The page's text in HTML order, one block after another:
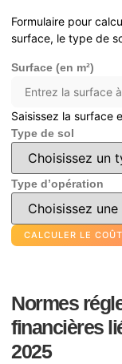
Formulaire pour
surface, le type de
Surface (en m²)
Saisissez la surface
Type de sol
Type d’opération
CALCULER LE
Normes
financières
2025